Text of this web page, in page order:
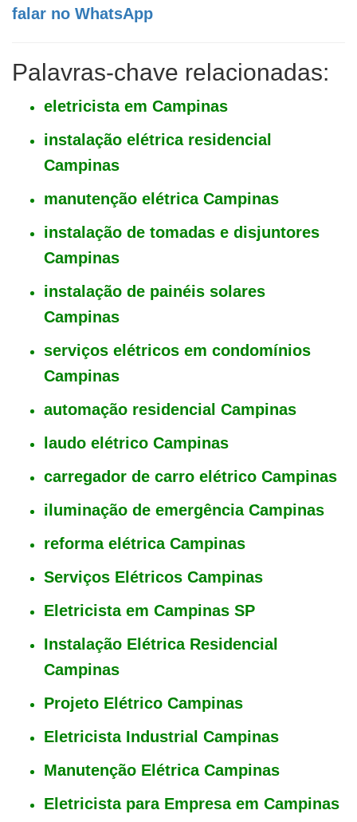
falar no WhatsApp
Palavras-chave relacionadas:
eletricista em Campinas
instalação elétrica residencial
Campinas
manutenção elétrica Campinas
instalação de tomadas e disjuntores
Campinas
instalação de painéis solares
Campinas
serviços elétricos em condomínios
Campinas
automação residencial Campinas
laudo elétrico Campinas
carregador de carro elétrico Campinas
iluminação de emergência Campinas
reforma elétrica Campinas
Serviços Elétricos Campinas
Eletricista em Campinas SP
Instalação Elétrica Residencial
Campinas
Projeto Elétrico Campinas
Eletricista Industrial Campinas
Manutenção Elétrica Campinas
Eletricista para Empresa em Campinas
Tempo médio de resposta: 15 minutos